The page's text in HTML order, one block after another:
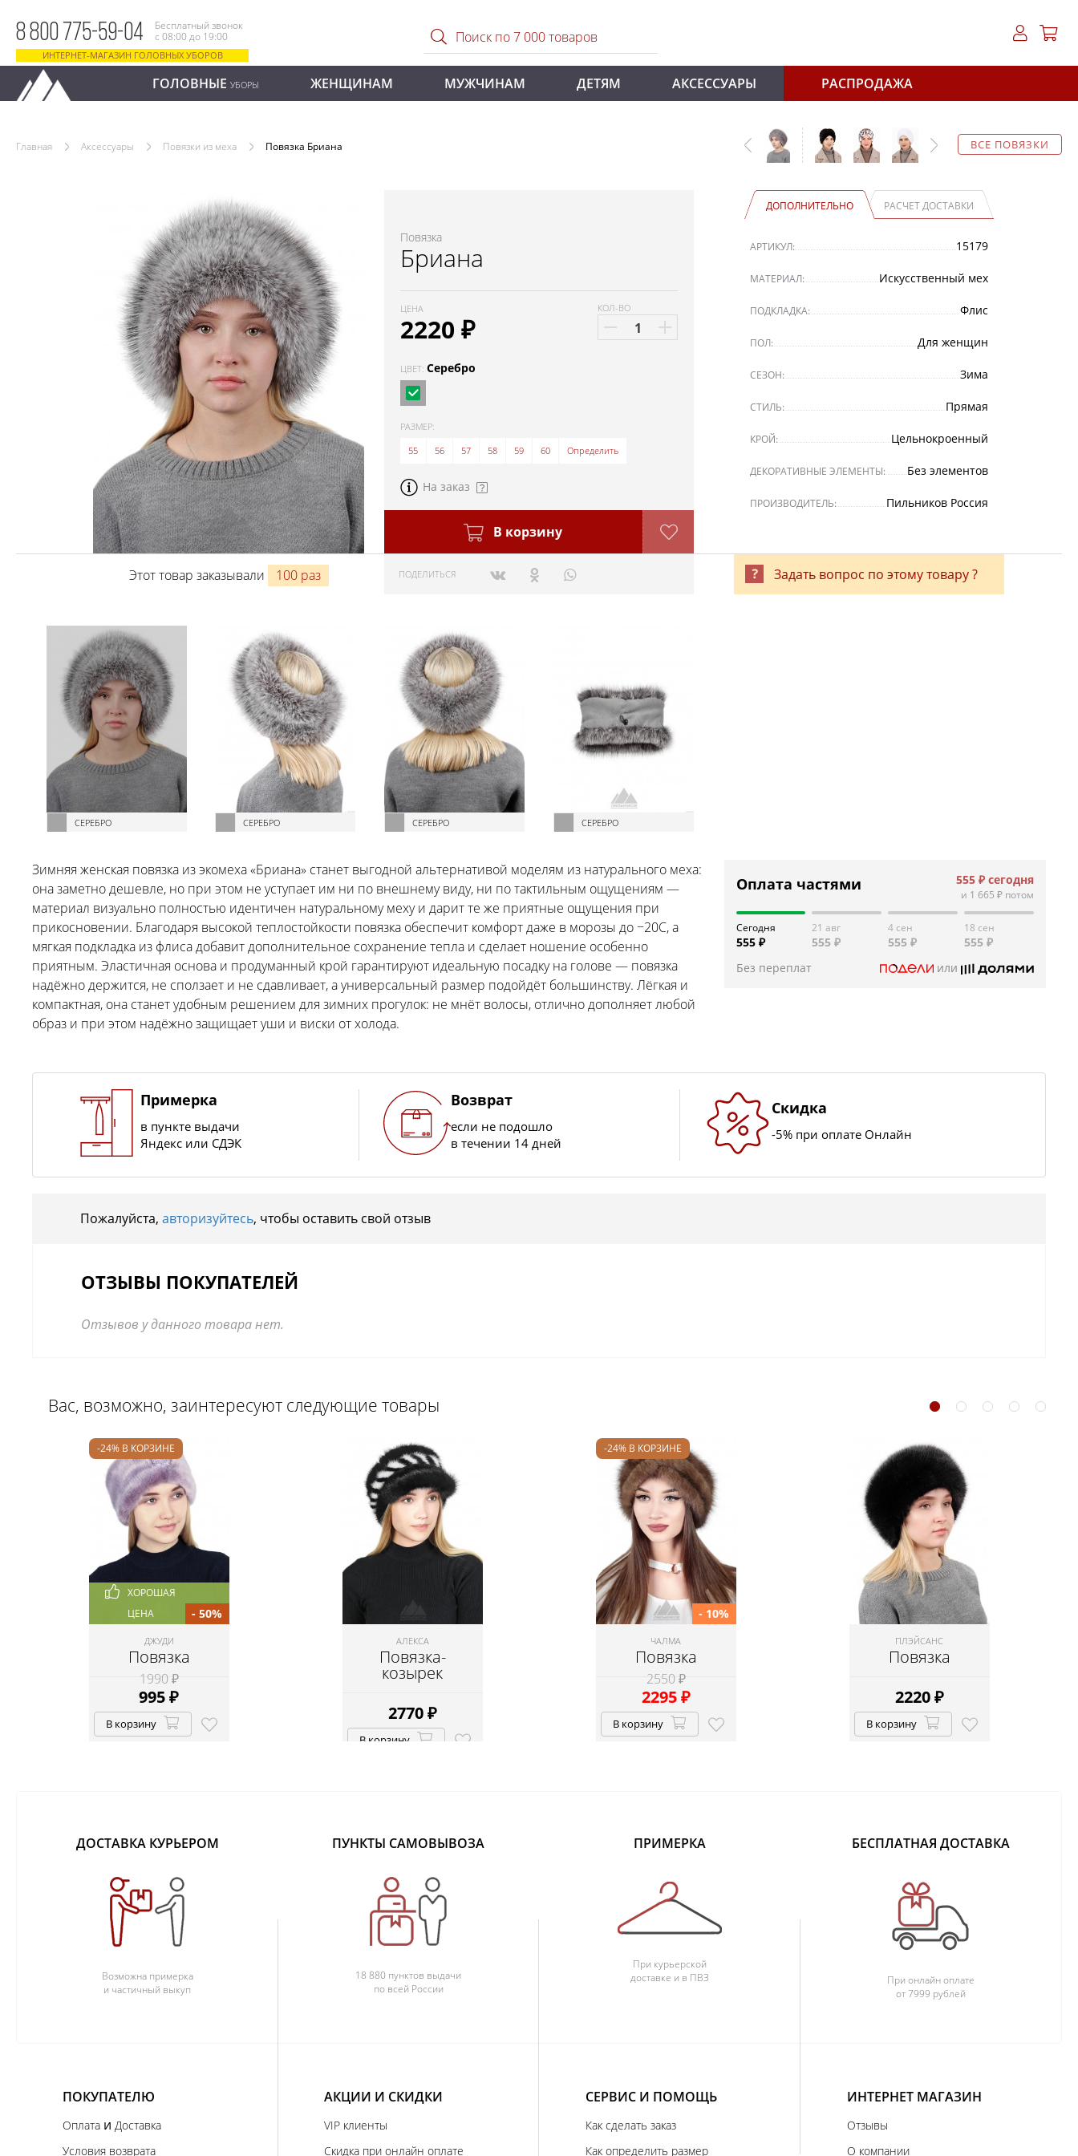
8 800 775-59-04
Бесплатный звонок
с 08:00 до 19:00
ИНТЕРНЕТ-МАГАЗИН ГОЛОВНЫХ УБОРОВ
ГОЛОВНЫЕ УБОРЫ ЖЕНЩИНАМ МУЖЧИНАМ ДЕТЯМ АКСЕССУАРЫ РАСПРОДАЖА
ВСЕ ПОВЯЗКИ
Главная Аксессуары Повязки из меха Повязка Бриана
Повязка
Бриана
ЦЕНА
2220 ₽
КОЛ-ВО
ЦВЕТ: Серебро
РАЗМЕР:
55
56 57 58 59 60 Определить
На заказ
В корзину
ПОДЕЛИТЬСЯ
ДОПОЛНИТЕЛЬНО РАСЧЕТ ДОСТАВКИ
АРТИКУЛ: 15179
МАТЕРИАЛ: Искусственный мех
ПОДКЛАДКА: Флис
ПОЛ: Для женщин
СЕЗОН: Зима
СТИЛЬ: Прямая
КРОЙ: Цельнокроенный
ДЕКОРАТИВНЫЕ ЭЛЕМЕНТЫ: Без элементов
ПРОИЗВОДИТЕЛЬ: Пильников Россия
Этот товар заказывали 100 раз Задать вопрос по этому товару ?
СЕРЕБРО СЕРЕБРО СЕРЕБРО СЕРЕБРО
Зимняя женская повязка из экомеха «Бриана» станет выгодной альтернативой моделям из натурального меха:
она заметно дешевле, но при этом не уступает им ни по внешнему виду, ни по тактильным ощущениям —
материал визуально полностью идентичен натуральному меху и дарит те же приятные ощущения при
прикосновении. Благодаря высокой теплостойкости повязка обеспечит комфорт даже в морозы до −20C, а
мягкая подкладка из флиса добавит дополнительное сохранение тепла и сделает ношение особенно
приятным. Эластичная основа и продуманный крой гарантируют идеальную посадку на голове — повязка
надёжно держится, не сползает и не сдавливает, а универсальный размер подойдёт большинству. Лёгкая и
компактная, она станет удобным решением для зимних прогулок: не мнёт волосы, отлично дополняет любой
образ и при этом надёжно защищает уши и виски от холода.
Оплата частями 555 ₽сегодня
и 1 665 ₽потом
Сегодня
555 ₽
21 авг
555 ₽
4 сен
555 ₽
18 сен
555 ₽
Без переплат
или
Примерка
в пункте выдачи
Яндекс или СДЭК
Возврат
если не подошло
в течении 14 дней
Скидка
-5% при оплате Онлайн
Пожалуйста, авторизуйтесь, чтобы оставить свой отзыв
ОТЗЫВЫ ПОКУПАТЕЛЕЙ
Отзывов у данного товара нет.
Вас, возможно, заинтересуют следующие товары
-24% В КОРЗИНЕ
ХОРОШАЯ
ЦЕНА
ДЖУДИ
Повязка
1990 ₽
995₽
- 50%
В корзину
АЛЕКСА
Повязка-
козырек
2770₽
В корзину
-24% В КОРЗИНЕ
ЧАЛМА
Повязка
2550 ₽
2295₽
- 10%
В корзину
ПЛЭЙСАНС
Повязка
2220₽
В корзину
ДОСТАВКА КУРЬЕРОМ
Возможна примерка
и частичный выкуп
ПУНКТЫ САМОВЫВОЗА
18 880 пунктов выдачи
по всей России
ПРИМЕРКА
При курьерской
доставке и в ПВЗ
БЕСПЛАТНАЯ ДОСТАВКА
При онлайн оплате
от 7999 рублей
ПОКУПАТЕЛЮ
Оплата и Доставка
Условия возврата
АКЦИИ И СКИДКИ
VIP клиенты
Скидка при онлайн оплате
СЕРВИС И ПОМОЩЬ
Как сделать заказ
Как определить размер
ИНТЕРНЕТ МАГАЗИН
Отзывы
О компании